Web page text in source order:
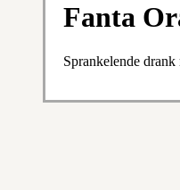
Fanta
Sprankelende